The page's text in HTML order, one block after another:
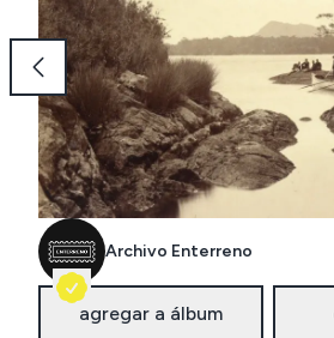
Archivo Enterreno
agregar a álbum